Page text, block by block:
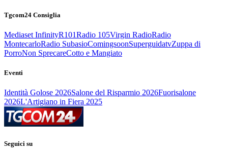
Tgcom24 Consiglia
Mediaset InfinityR101Radio 105Virgin RadioRadio
MontecarloRadio SubasioComingsoonSuperguidatvZuppa di
PorroNon SprecareCotto e Mangiato
Eventi
Identità Golose 2026Salone del Risparmio 2026Fuorisalone
2026L'Artigiano in Fiera 2025
Seguici su